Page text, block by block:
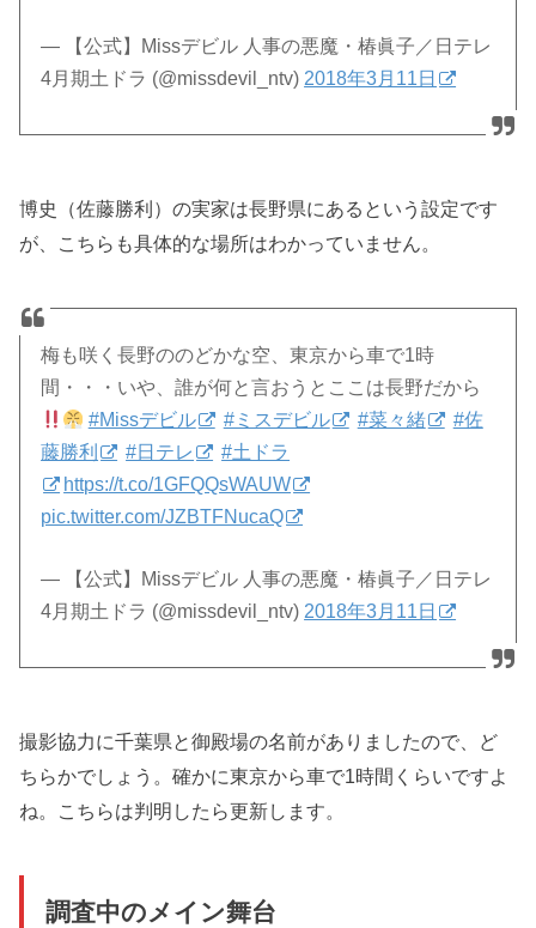
— 【公式】Missデビル 人事の悪魔・椿眞子／日テレ
4月期土ドラ (@missdevil_ntv) 2018年3月11日
博史（佐藤勝利）の実家は長野県にあるという設定です
が、こちらも具体的な場所はわかっていません。
梅も咲く長野ののどかな空、東京から車で1時
間・・・いや、誰が何と言おうとここは長野だから
#Missデビル
#ミスデビル #菜々緒
#佐
藤勝利
#日テレ
#土ドラ
https://t.co/1GFQQsWAUW
pic.twitter.com/JZBTFNucaQ
— 【公式】Missデビル 人事の悪魔・椿眞子／日テレ
4月期土ドラ (@missdevil_ntv) 2018年3月11日
撮影協力に千葉県と御殿場の名前がありましたので、ど
ちらかでしょう。確かに東京から車で1時間くらいですよ
ね。こちらは判明したら更新します。
調査中のメイン舞台